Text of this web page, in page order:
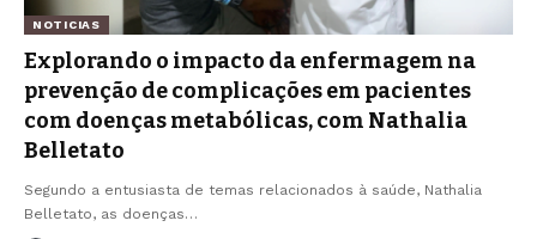
NOTICIAS
Explorando o impacto da enfermagem na
prevenção de complicações em pacientes
com doenças metabólicas, com Nathalia
Belletato
Segundo a entusiasta de temas relacionados à saúde, Nathalia
Belletato, as doenças…